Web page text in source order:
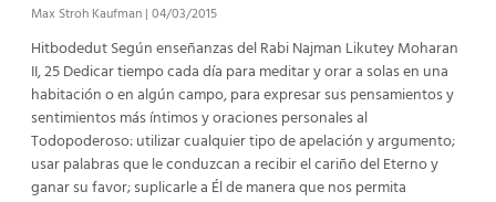
Max Stroh Kaufman 04/03/2015
Hitbodedut Según enseñanzas del Rabi Najman Likutey Moharan
II, 25 Dedicar tiempo cada día para meditar y orar a solas en una
habitación o en algún campo, para expresar sus pensamientos y
sentimientos más íntimos y oraciones personales al
Todopoderoso: utilizar cualquier tipo de apelación y argumento;
usar palabras que le conduzcan a recibir el cariño del Eterno y
ganar su favor; suplicarle a Él de manera que nos permita